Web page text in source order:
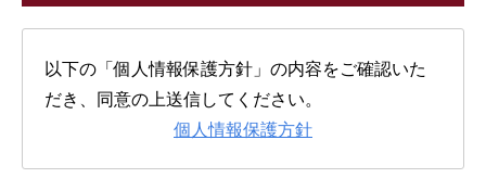
以下の「個人情報保護方針」の内容をご確認いた
だき、同意の上送信してください。
個人情報保護方針